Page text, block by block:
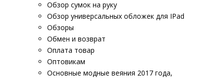
Обзор сумок на руку
Обзор универсальных обложек для IPad
Обзоры
Обмен и возврат
Оплата товар
Оптовикам
Основные модные веяния 2017 года,